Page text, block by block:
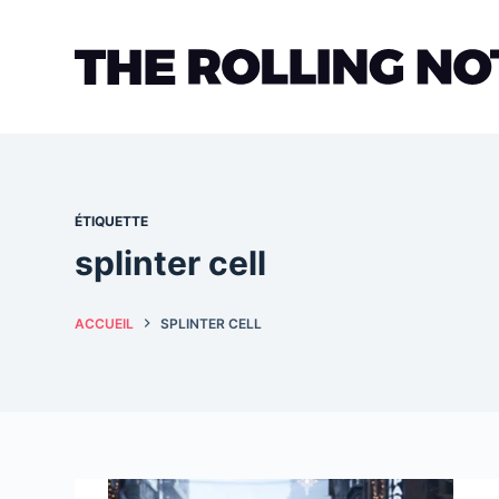
ÉTIQUETTE
splinter cell
ACCUEIL SPLINTER CELL